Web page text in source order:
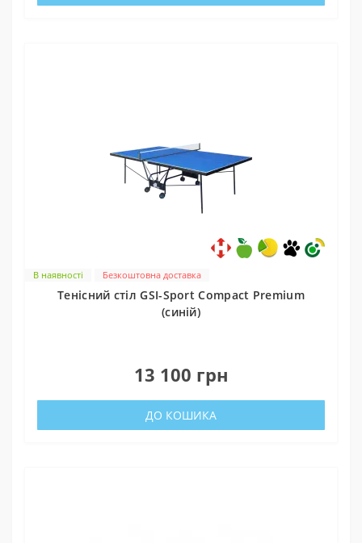
В наявності Безкоштовна доставка
Тенісний стіл GSI-Sport Compact Premium
(синій)
13 100 грн
ДО КОШИКА